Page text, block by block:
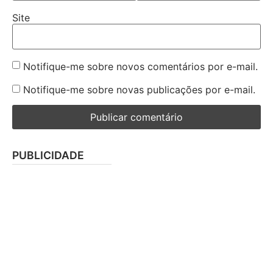
Site
Notifique-me sobre novos comentários por e-mail.
Notifique-me sobre novas publicações por e-mail.
PUBLICIDADE